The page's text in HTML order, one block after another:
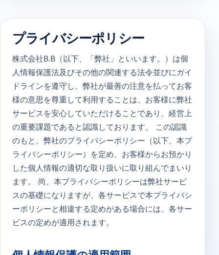
プライバシーポリシー
株式会社B.B（以下、「弊社」といいます。）は個
人情報保護法及びその他の関連する法令並びにガイ
ドラインを遵守し、弊社が最善の注意を払ってお客
様の意思を尊重して利用することは、お客様に弊社
サービスを安心していただけることであり、経営上
の重要課題であると認識しております。 この認識
のもと、弊社のプライバシーポリシー（以下、本プ
ライバシーポリシー）を定め、お客様からお預かり
した個人情報の適切な取り扱いに取り組んでまいり
ます。 尚、本プライバシーポリシーは弊社サービ
スの基礎になりますが、各サービスで本プライバシ
ーポリシーと相違する定めがある場合には、各サー
ビスの定めが適用されます。